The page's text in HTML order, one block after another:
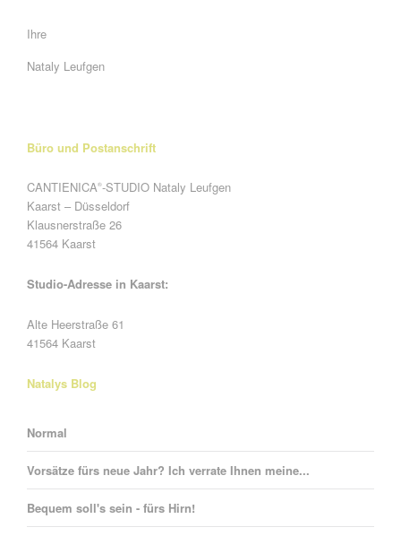
Ihre
Nataly Leufgen
Büro und Postanschrift
CANTIENICA®-STUDIO Nataly Leufgen
Kaarst – Düsseldorf
Klausnerstraße 26
41564 Kaarst
Studio-Adresse in Kaarst:
Alte Heerstraße 61
41564 Kaarst
Natalys Blog
Normal
Vorsätze fürs neue Jahr? Ich verrate Ihnen meine...
Bequem soll's sein - fürs Hirn!